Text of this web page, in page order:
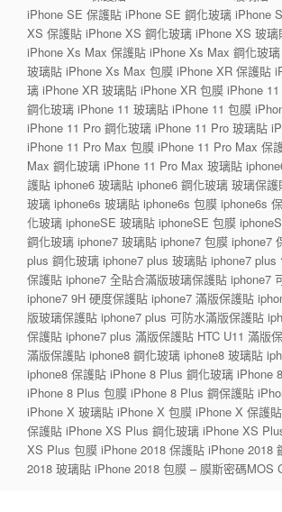
iPhone SE 保護貼 iPhone SE 鋼化玻璃 iPhone
XS 保護貼 iPhone XS 鋼化玻璃 iPhone XS 玻
iPhone Xs Max 保護貼 iPhone Xs Max 鋼化玻
玻璃貼 iPhone Xs Max 包膜 iPhone XR 保護貼
璃 iPhone XR 玻璃貼 iPhone XR 包膜 iPhone
鋼化玻璃 iPhone 11 玻璃貼 iPhone 11 包膜
iPhone 11 Pro 鋼化玻璃 iPhone 11 Pro 玻璃貼
iPhone 11 Pro Max 包膜 iPhone 11 Pro Max 保
Max 鋼化玻璃 iPhone 11 Pro Max 玻璃貼
護貼 iphone6 玻璃貼 iphone6 鋼化玻璃 玻璃保
玻璃 iphone6s 玻璃貼 iphone6s 包膜 iphone6s
化玻璃 iphoneSE 玻璃貼 iphoneSE 包膜
鋼化玻璃 iphone7 玻璃貼 iphone7 包膜 iphone7
plus 鋼化玻璃 iphone7 plus 玻璃貼 iphone7 plus
保護貼 iphone7 全貼合滿版玻璃保護貼 iphone7
iphone7 9H 硬度保護貼 iphone7 滿版保護貼
版玻璃保護貼 iphone7 plus 可防水滿版保護貼
保護貼 iphone7 plus 滿版保護貼 HTC U11 滿版
滿版保護貼 iphone8 鋼化玻璃 iphone8 玻璃貼
iphone8 保護貼 iPhone 8 Plus 鋼化玻璃 iPhone
iPhone 8 Plus 包膜 iPhone 8 Plus 鋼保護貼
iPhone X 玻璃貼 iPhone X 包膜 iPhone X 保護
保護貼 iPhone XS Plus 鋼化玻璃 iPhone XS
XS Plus 包膜 iPhone 2018 保護貼 iPhone 2018
2018 玻璃貼 iPhone 2018 包膜 – 膜斯密碼MOS